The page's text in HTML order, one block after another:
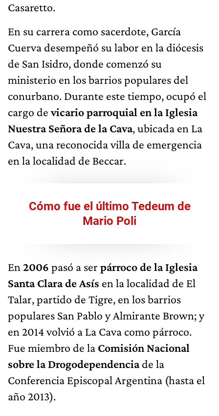
Casaretto.
En su carrera como sacerdote, García
Cuerva desempeñó su labor en la diócesis
de San Isidro, donde comenzó su
ministerio en los barrios populares del
conurbano. Durante este tiempo, ocupó el
cargo devicario parroquial en la Iglesia
Nuestra Señora de la Cava, ubicada en La
Cava, una reconocida villa de emergencia
en la localidad de Beccar.
Cómo fue el último Tedeum de
Mario Poli
En 2006 pasó a ser párroco de la Iglesia
Santa Clara de Asís en la localidad de El
Talar, partido de Tigre, en los barrios
populares San Pablo y Almirante Brown; y
en 2014 volvió a La Cava como párroco.
Fue miembro de la Comisión Nacional
sobre la Drogodependenciade la
Conferencia Episcopal Argentina (hasta el
año 2013).